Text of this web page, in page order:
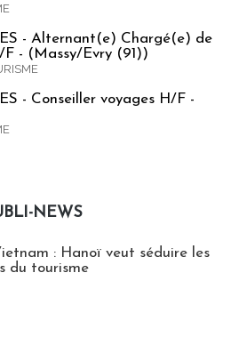
- Alternant(e) Chargé(e) de
F - (Massy/Evry (91))
- Conseiller voyages H/F -
NEWS
: Hanoï veut séduire les
du tourisme